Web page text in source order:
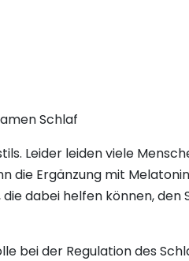
Schlaf
Leider leiden viele
Ergänzung mit
dabei helfen können, den
bei der Regulation des